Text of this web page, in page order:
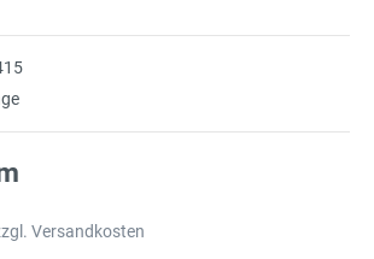
Versandkosten